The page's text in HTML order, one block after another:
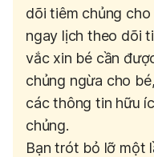
dõi tiêm chủng cho
ngay lịch theo dõi
vắc xin bé cần
chủng ngừa cho
các thông tin hữu
chủng.
Bạn trót bỏ lỡ một